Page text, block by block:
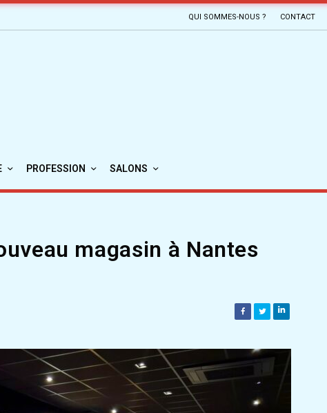
QUI SOMMES-NOUS ? CONTACT
PROFESSION SALONS
magasin à Nantes